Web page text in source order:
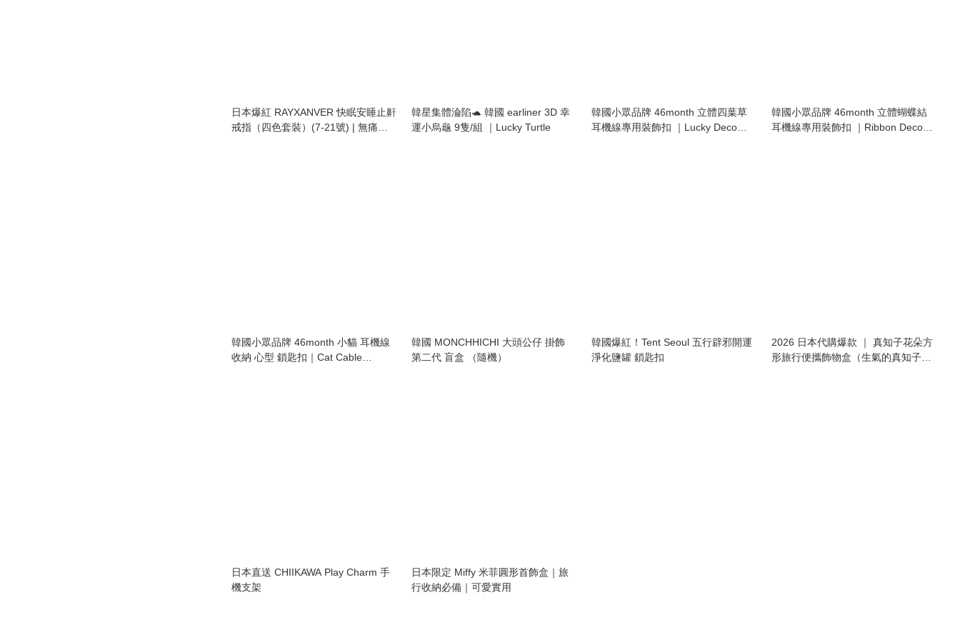
日本爆紅 RAYXANVER 快眠安睡止鼾
戒指（四色套裝）(7-21號) | 無痛告
韓星集體淪陷🐢 韓國 earliner 3D 幸
運小烏龜 9隻/組 ｜Lucky Turtle
韓國小眾品牌 46month 立體四葉草
耳機線專用裝飾扣 ｜Lucky Deco
韓國小眾品牌 46month 立體蝴蝶結
耳機線專用裝飾扣 ｜Ribbon Deco
韓國小眾品牌 46month 小貓 耳機線
收納 心型 鎖匙扣｜Cat Cable
韓國 MONCHHICHI 大頭公仔 掛飾
第二代 盲盒 （隨機）
韓國爆紅！Tent Seoul 五行辟邪開運
淨化鹽罐 鎖匙扣
2026 日本代購爆款 ｜ 真知子花朵方
形旅行便攜飾物盒（生氣的真知子
日本直送 CHIIKAWA Play Charm 手
機支架
日本限定 Miffy 米菲圓形首飾盒｜旅
行收納必備｜可愛實用